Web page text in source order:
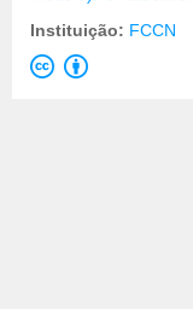
Instituição: FCCN